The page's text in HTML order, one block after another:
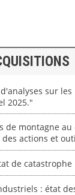
sur
2025."
de montagne au
actions et
de
: état